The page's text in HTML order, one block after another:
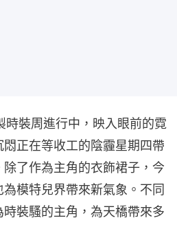
時裝周進行中，映入眼前的霓
正在等收工的陰霾星期四帶
了作為主角的衣飾裙子，今
模特兒界帶來新氣象。不同
裝騷的主角，為天橋帶來多